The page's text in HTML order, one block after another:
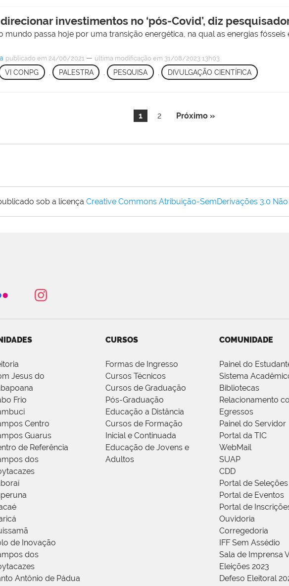
investimentos no ‘pós-Covid’, diz
mundo passa hoje por uma transição energética, na qual as energias
publicado em 24/06/2021 — última modificação em 31/08/2023 13h03
VI CONPG PALESTRA , PESQUISA , DIVULGAÇÃO CIENTÍFICA
1 2 Próximo »
sob a licença Creative Commons Atribuição-SemDerivações 3.0
Jesus do
Frio
Centro
Guarus
de Referência
dos
de Inovação
dos
Antônio de Pádua
CURSOS
Formas de Ingresso
Cursos Técnicos
Cursos de Graduação
Pós-Graduação
Educação a Distância
Cursos de Formação
Inicial e Continuada
Educação de Jovens e
Adultos
COMUNIDADE
Painel do
Sistema
Bibliotecas
Relacionamento
Egressos
Painel do Servidor
Portal da TIC
WebMail
SUAP
CDD
Portal de Seleções
Portal de Eventos
Portal de
Ouvidoria
Corregedoria
IFF Sem Assédio
Sala de Imprensa
Eleições 2023
Defeso Eleitoral